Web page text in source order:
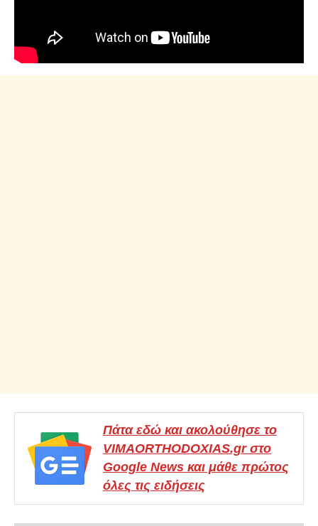
Πάτα εδώ και ακολούθησε το
VIMAORTHODOXIAS.gr στο
Google News και μάθε πρώτος
όλες τις ειδήσεις